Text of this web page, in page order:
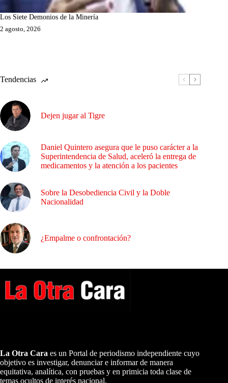
Los Siete Demonios de la Minería
2 agosto, 2026
Tendencias
Dejen jugar al Tigre
Daniel Quintero asegura que le puso carácter a la
Superintendencia de Salud, aceleró la entrega de
medicamentos y la atención a los pacientes
Sobre la Desobediencia Civil y la Doble
Nacionalidad
¿Empalme o confrontación?
La Otra Cara es un Portal de periodismo independiente cuyo
objetivo es investigar, denunciar e informar de manera
equitativa, analítica, con pruebas y en primicia toda clase de
temas ocultos de interés nacional.